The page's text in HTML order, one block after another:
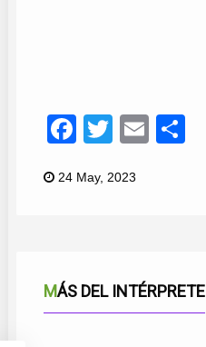
Facebook
TwitterEmail
24 May, 2023
MÁS DEL INTÉRPRETE